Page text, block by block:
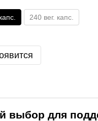
240 вег. капс.
выбор для